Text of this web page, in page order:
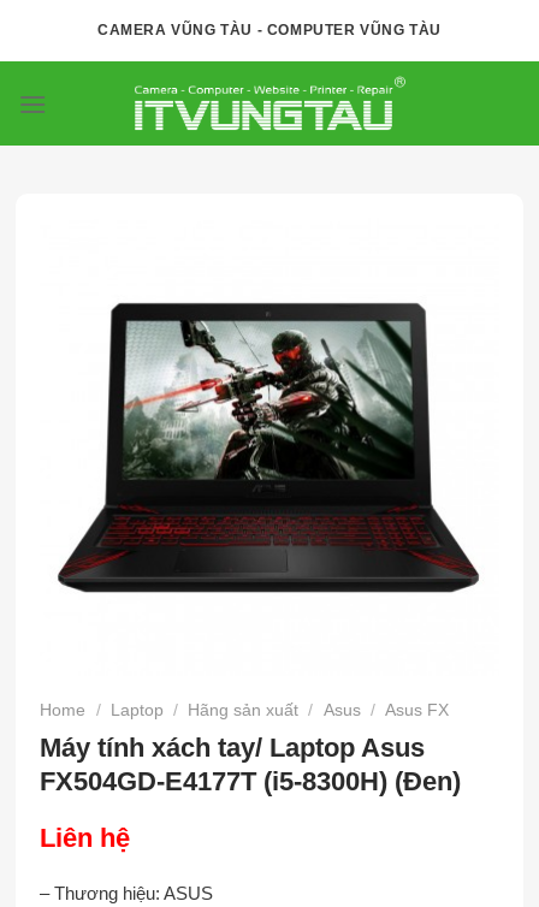
CAMERA VŨNG TÀU - COMPUTER VŨNG TÀU
Home / Laptop / Hãng sản xuất / Asus / Asus FX
Máy tính xách tay/ Laptop Asus
FX504GD-E4177T (i5-8300H) (Đen)
Liên hệ
– Thương hiệu: ASUS